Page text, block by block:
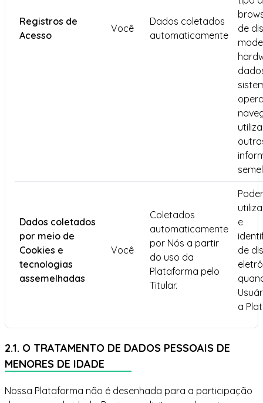
Registros de
Acesso
Você
Dados coletados
automaticamente
de
Dados coletados
por meio de
Cookies e
tecnologias
assemelhadas
Você
Coletados
automaticamente
por Nós a partir
do uso da
Plataforma pelo
Titular.
e
de
a
2.1. O TRATAMENTO DE DADOS PESSOAIS DE
MENORES DE IDADE
Nossa Plataforma não é desenhada para a participação